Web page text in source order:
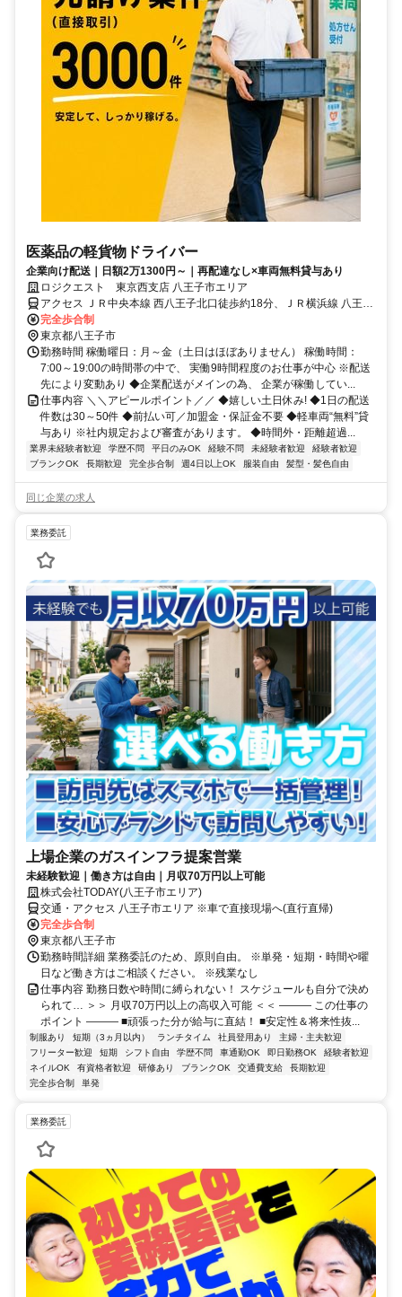
医薬品の軽貨物ドライバー
企業向け配送｜日額2万1300円～｜再配達なし×車両無料貸与あり
ロジクエスト 東京西支店 八王子市エリア
アクセス ＪＲ中央本線 西八王子北口徒歩約18分、ＪＲ横浜線 八王子
北口徒歩約38分、ＪＲ中央本線 八王子北口徒歩約38分
完全歩合制
東京都八王子市
勤務時間 稼働曜日：月～金（土日はほぼありません） 稼働時間：
7:00～19:00の時間帯の中で、 実働9時間程度のお仕事が中心 ※配送
先により変動あり ◆企業配送がメインの為、 企業が稼働してい...
仕事内容 ＼＼アピールポイント／／ ◆嬉しい土日休み! ◆1日の配送
件数は30～50件 ◆前払い可／加盟金・保証金不要 ◆軽車両“無料”貸
与あり ※社内規定および審査があります。 ◆時間外・距離超過...
業界未経験者歓迎 学歴不問 平日のみOK 経験不問 未経験者歓迎
経験者歓迎
ブランクOK
長期歓迎 完全歩合制 週4日以上OK 服装自由 髪型・髪色自由
同じ企業の求人
業務委託
上場企業のガスインフラ提案営業
未経験歓迎｜働き方は自由｜月収70万円以上可能
株式会社TODAY(八王子市エリア)
交通・アクセス 八王子市エリア ※車で直接現場へ(直行直帰)
完全歩合制
東京都八王子市
勤務時間詳細 業務委託のため、原則自由。 ※単発・短期・時間や曜
日など働き方はご相談ください。 ※残業なし
仕事内容 勤務日数や時間に縛られない！ スケジュールも自分で決め
られて… ＞＞ 月収70万円以上の高収入可能 ＜＜ ――― この仕事の
ポイント ――― ■頑張った分が給与に直結！ ■安定性＆将来性抜...
制服あり 短期（3ヵ月以内） ランチタイム 社員登用あり
主婦・主夫歓迎
フリーター歓迎
短期 シフト自由 学歴不問 車通勤OK 即日勤務OK
経験者歓迎
ネイルOK
有資格者歓迎 研修あり ブランクOK 交通費支給
長期歓迎
完全歩合制
単発
業務委託